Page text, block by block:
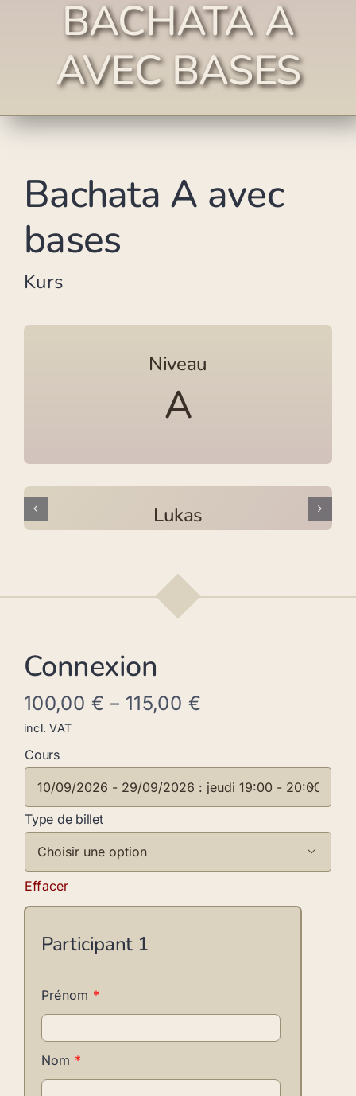
BACHATA A
AVEC BASES
Bachata A avec
bases
Kurs
Niveau
A
Lukas
Connexion
100,00 € – 115,00 €
incl. VAT
Cours

Type de billet

Effacer
Participant 1
Prénom *
Nom *